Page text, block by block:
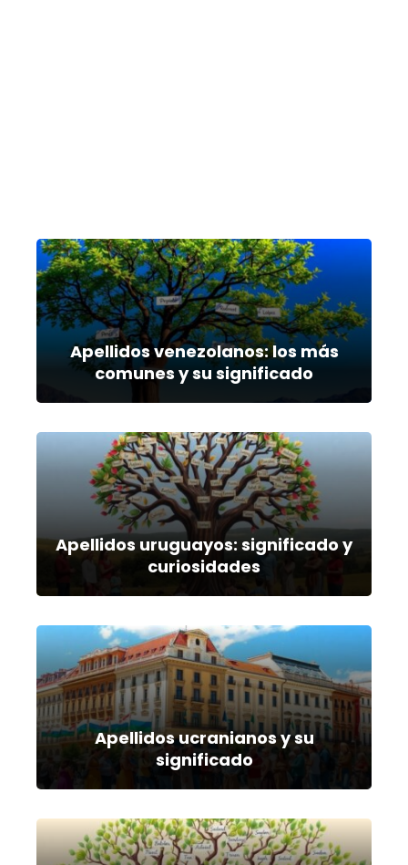
Apellidos venezolanos: los más
comunes y su significado
Apellidos uruguayos: significado y
curiosidades
Apellidos ucranianos y su
significado